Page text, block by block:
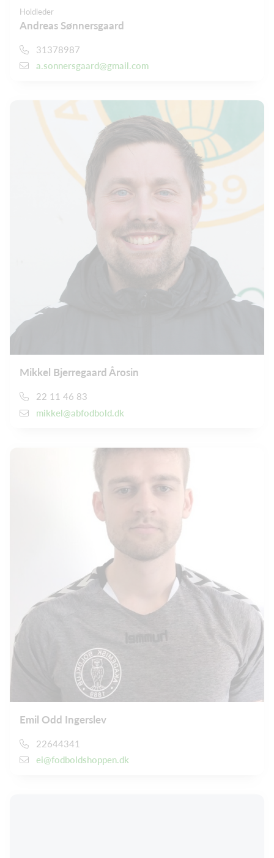
Holdleder
Andreas Sønnersgaard
31378987
a.sonnersgaard@gmail.com
Mikkel Bjerregaard Årosin
22 11 46 83
mikkel@abfodbold.dk
Emil Odd Ingerslev
22644341
ei@fodboldshoppen.dk